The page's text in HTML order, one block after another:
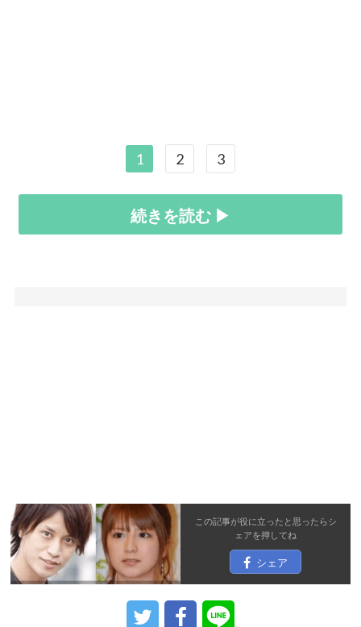
1 2 3
続きを読む ▶
この記事が役に立ったと思ったらシ
ェアを押してね
シェア